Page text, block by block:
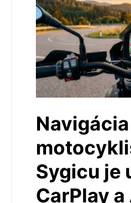
Sygicu je
CarPlay